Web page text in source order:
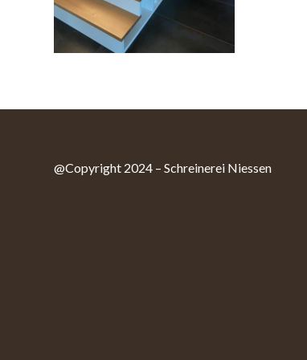
@Copyright 2024 – Schreinerei Niessen